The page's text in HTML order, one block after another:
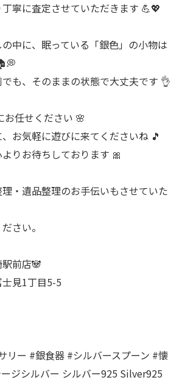
寧に査定させていただきます 💪💖
中に、眠っている「銀色」の小物は
も、そのままの状態で大丈夫です 👌
お任せください 🌸
お気軽に遊びに来てくださいね 🎵
りお待ちしております 🎀
・遺品整理のお手伝いもさせていた
さい。
前店🐼
見1丁目5-5
リー #銀食器 #シルバースプーン #懐
ジシルバー シルバー925 Silver925